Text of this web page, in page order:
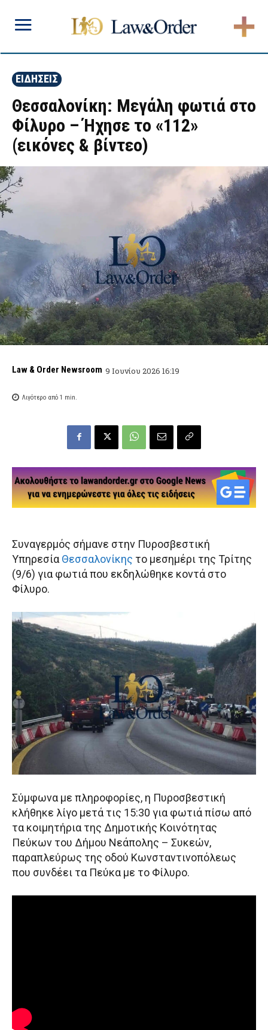
ΕΙΔΗΣΕΙΣ
Θεσσαλονίκη: Μεγάλη φωτιά στο
Φίλυρο – Ήχησε το «112»
(εικόνες & βίντεο)
Law & Order Newsroom 9 Ιουνίου 2026 16:19
Λιγότερο από 1 min.
Συναγερμός σήμανε στην Πυροσβεστική
ΥπηρεσίαΘεσσαλονίκης το μεσημέρι της Τρίτης
(9/6) για φωτιά που εκδηλώθηκε κοντά στο
Φίλυρο.
Σύμφωνα με πληροφορίες, η Πυροσβεστική
κλήθηκε λίγο μετά τις 15:30 για φωτιά πίσω από
τα κοιμητήρια της Δημοτικής Κοινότητας
Πεύκων του Δήμου Νεάπολης – Συκεών,
παραπλεύρως της οδού Κωνσταντινοπόλεως
που συνδέει τα Πεύκα με το Φίλυρο.